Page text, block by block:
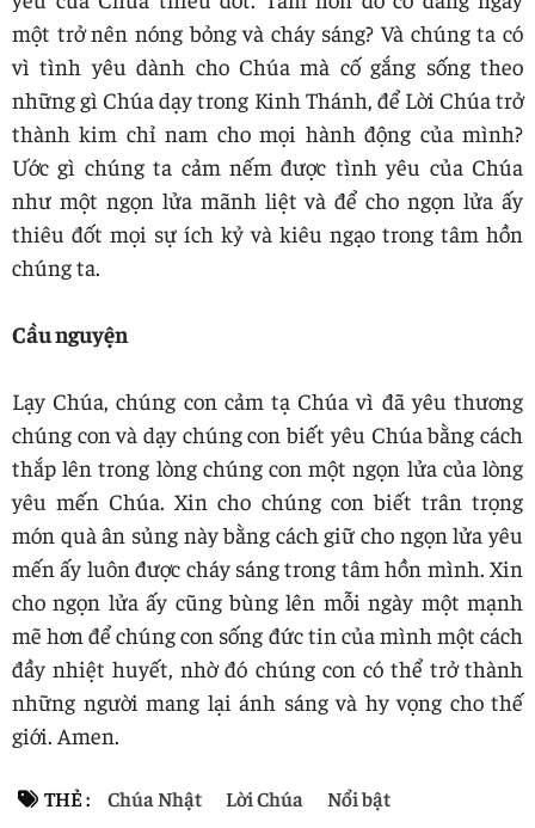
một trở nên nóng bỏng và cháy sáng? Và chúng ta có
vì tình yêu dành cho Chúa mà cố gắng sống theo
những gì Chúa dạy trong Kinh Thánh, để Lời Chúa trở
thành kim chỉ nam cho mọi hành động của mình?
Ước gì chúng ta cảm nếm được tình yêu của Chúa
như một ngọn lửa mãnh liệt và để cho ngọn lửa ấy
thiêu đốt mọi sự ích kỷ và kiêu ngạo trong tâm hồn
chúng ta.
Cầu nguyện
Lạy Chúa, chúng con cảm tạ Chúa vì đã yêu thương
chúng con và dạy chúng con biết yêu Chúa bằng cách
thắp lên trong lòng chúng con một ngọn lửa của lòng
yêu mến Chúa. Xin cho chúng con biết trân trọng
món quà ân sủng này bằng cách giữ cho ngọn lửa yêu
mến ấy luôn được cháy sáng trong tâm hồn mình. Xin
cho ngọn lửa ấy cũng bùng lên mỗi ngày một mạnh
mẽ hơn để chúng con sống đức tin của mình một cách
đầy nhiệt huyết, nhờ đó chúng con có thể trở thành
những người mang lại ánh sáng và hy vọng cho thế
giới. Amen.
THẺ : Chúa Nhật Lời Chúa Nổi bật